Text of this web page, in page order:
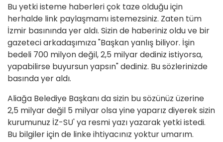
Bu yetki isteme haberleri çok taze olduğu için
herhalde link paylaşmamı istemezsiniz. Zaten tüm
İzmir basınında yer aldı. Sizin de haberiniz oldu ve bir
gazeteci arkadaşımıza "Başkan yanlış biliyor. İşin
bedeli 700 milyon değil, 2,5 milyar dediniz istiyorsa,
yapabilirse buyursun yapsın" dediniz. Bu sözlerinizde
basında yer aldı.
Aliağa Belediye Başkanı da sizin bu sözünüz üzerine
2,5 milyar değil 5 milyar olsa yine yaparız diyerek sizin
kurumunuz İZ-SU' ya resmi yazı yazarak yetki istedi.
Bu bilgiler için de linke ihtiyacınız yoktur umarım.